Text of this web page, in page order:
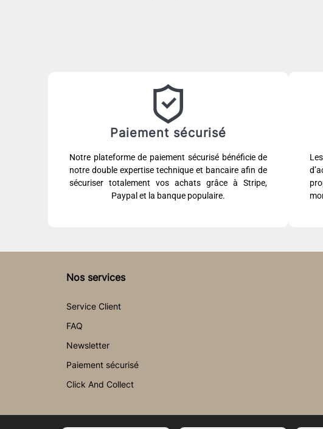
Paiement sécurisé
Notre plateforme de paiement sécurisé bénéficie de
notre double expertise technique et bancaire afin de
sécuriser totalement vos achats grâce à Stripe,
Paypal et la banque populaire.
Nos services
Service Client
FAQ
Newsletter
Paiement sécurisé
Click And Collect